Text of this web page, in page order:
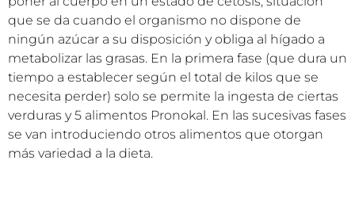
que se da cuando el organismo no dispone de
ningún azúcar a su disposición y obliga al hígado a
metabolizar las grasas. En la primera fase (que dura un
tiempo a establecer según el total de kilos que se
necesita perder) solo se permite la ingesta de ciertas
verduras y 5 alimentos Pronokal. En las sucesivas fases
se van introduciendo otros alimentos que otorgan
más variedad a la dieta.